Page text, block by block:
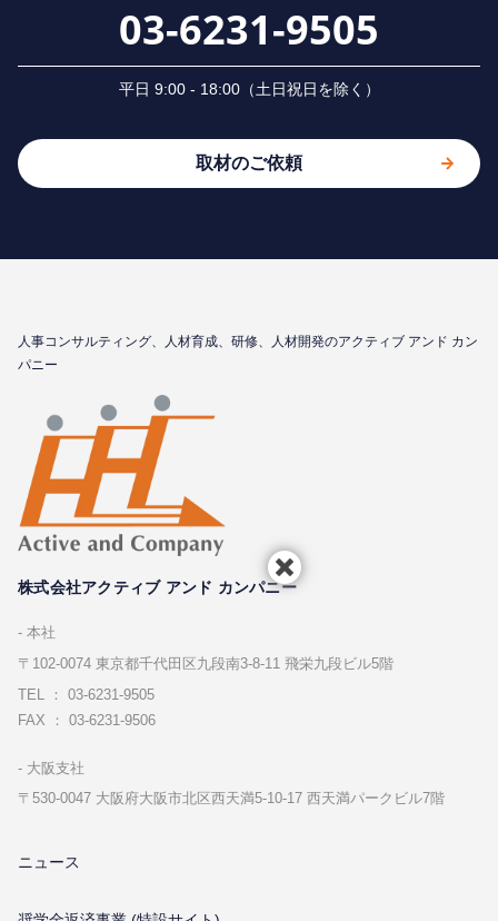
03-6231-9505
平⽇ 9:00 - 18:00（⼟⽇祝⽇を除く）
取材のご依頼
⼈事コンサルティング、⼈材育成、研修、⼈材開発のアクティブ アンド カン
パニー
株式会社アクティブ アンド カンパニー
本社
〒102-0074 東京都千代⽥区九段南3-8-11 飛栄九段ビル5階
TEL ： 03-6231-9505
FAX ： 03-6231-9506
⼤阪⽀社
〒530-0047 ⼤阪府⼤阪市北区⻄天満5-10-17 ⻄天満パークビル7階
ニュース